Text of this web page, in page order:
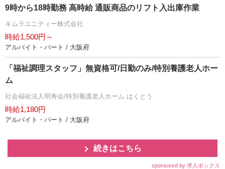
9時から18時勤務 高時給 通販商品のリフト入出庫作業
キムラユニティー株式会社
時給1,500円～
アルバイト・パート / 大阪府
「福祉調理スタッフ」無資格可/日勤のみ/特別養護老人ホー
ム
社会福祉法人明寿会/特別養護老人ホーム はくとう
時給1,180円
アルバイト・パート / 大阪府
続きはこちら
sponsored by 求人ボックス